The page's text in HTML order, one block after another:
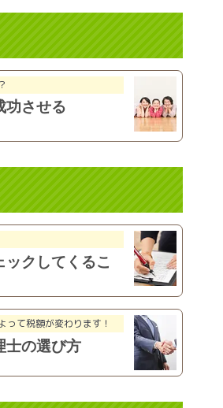
功させる
ックしてくるこ
って税額が変わります！
士の選び方